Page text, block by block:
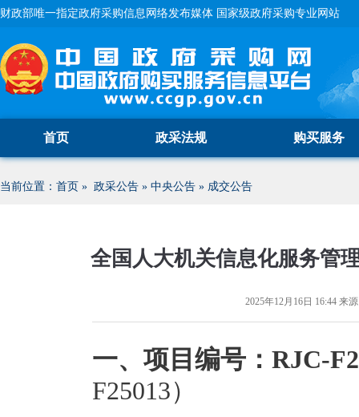
财政部唯一指定政府采购信息网络发布媒体 国家级政府采购专业网站
首页 政采法规 购买服务
当前位置： 首页 » 政采公告 » 中央公告 » 成交公告
全国人大机关信息化服务管
2025年12月16日 16:44 来
一、项目编号：RJC-
F25013）